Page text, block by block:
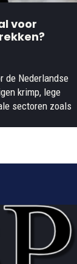
voor
de Nederlandse
krimp, lege
sectoren zoals